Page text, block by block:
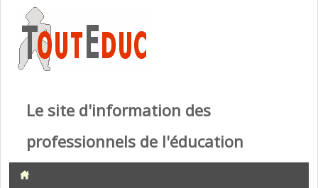
Le site d'information des
professionnels de l'éducation